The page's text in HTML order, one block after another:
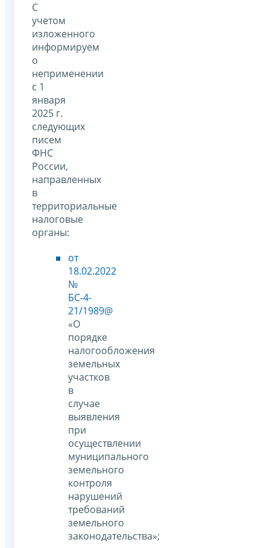
С
учетом
изложенного
информируем
о
неприменении
с 1
января
2025 г.
следующих
писем
ФНС
России,
направленных
в
территориальные
налоговые
органы:
от
18.02.2022
№
БС-4-
21/1989@
«О
порядке
налогообложения
земельных
участков
в
случае
выявления
при
осуществлении
муниципального
земельного
контроля
нарушений
требований
земельного
законодательства»;